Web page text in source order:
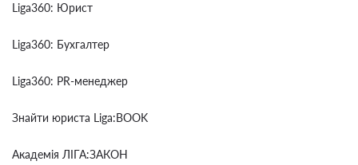
Liga360: Юрист
Liga360: Бухгалтер
Liga360: PR-менеджер
Знайти юриста Liga:BOOK
Академія ЛІГА:ЗАКОН